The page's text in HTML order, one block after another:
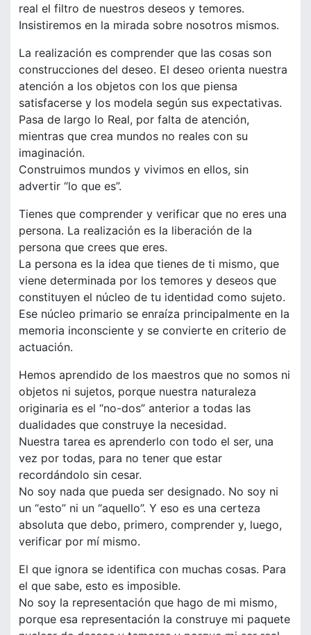
real el filtro de nuestros deseos y temores.
Insistiremos en la mirada sobre nosotros mismos.
La realización es comprender que las cosas son
construcciones del deseo. El deseo orienta nuestra
atención a los objetos con los que piensa
satisfacerse y los modela según sus expectativas.
Pasa de largo lo Real, por falta de atención,
mientras que crea mundos no reales con su
imaginación.
Construimos mundos y vivimos en ellos, sin
advertir “lo que es”.
Tienes que comprender y verificar que no eres una
persona. La realización es la liberación de la
persona que crees que eres.
La persona es la idea que tienes de ti mismo, que
viene determinada por los temores y deseos que
constituyen el núcleo de tu identidad como sujeto.
Ese núcleo primario se enraíza principalmente en la
memoria inconsciente y se convierte en criterio de
actuación.
Hemos aprendido de los maestros que no somos ni
objetos ni sujetos, porque nuestra naturaleza
originaria es el “no-dos” anterior a todas las
dualidades que construye la necesidad.
Nuestra tarea es aprenderlo con todo el ser, una
vez por todas, para no tener que estar
recordándolo sin cesar.
No soy nada que pueda ser designado. No soy ni
un “esto” ni un “aquello”. Y eso es una certeza
absoluta que debo, primero, comprender y, luego,
verificar por mí mismo.
El que ignora se identifica con muchas cosas. Para
el que sabe, esto es imposible.
No soy la representación que hago de mi mismo,
porque esa representación la construye mi paquete